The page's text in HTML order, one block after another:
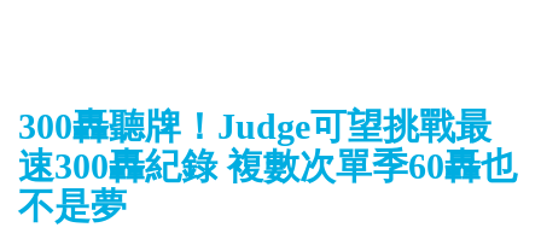
300轟聽牌！Judge可望挑戰最
速300轟紀錄 複數次單季60轟也
不是夢